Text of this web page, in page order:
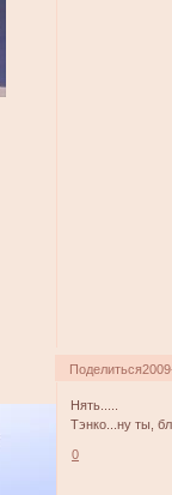
Поделиться
Нять.....
Тэнко...ну ты,
0